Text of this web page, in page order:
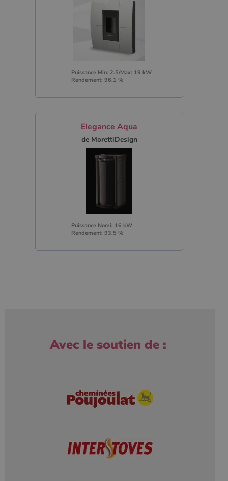
Puissance Min: 2.5/Max: 19 kW
Rendement: 96.1 %
Elegance Aqua
de MorettiDesign
Puissance Nomi: 16 kW
Rendement: 93.5 %
Avec le soutien de :